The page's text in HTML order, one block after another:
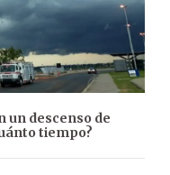
un descenso de
tiempo?